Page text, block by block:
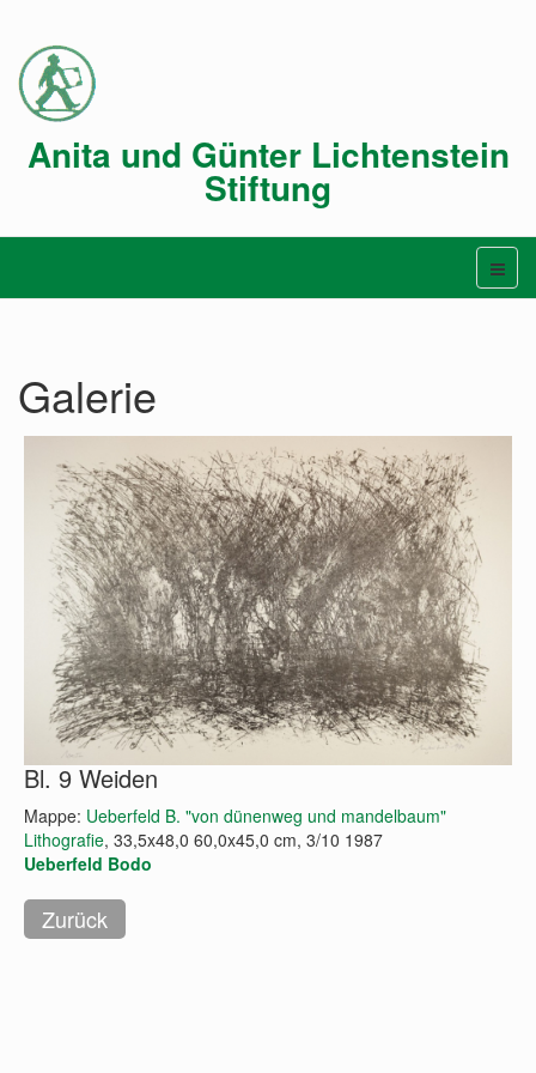
Anita und Günter Lichtenstein
Stiftung
Galerie
Bl. 9 Weiden
Mappe: Ueberfeld B. "von dünenweg und mandelbaum"
Lithografie, 33,5x48,0 60,0x45,0 cm, 3/10 1987
Ueberfeld Bodo